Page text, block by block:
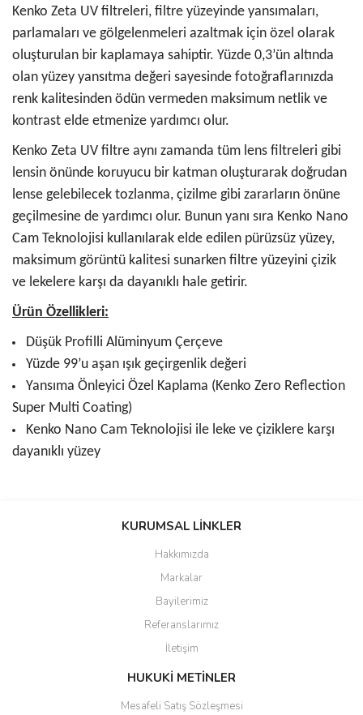
Kenko Zeta UV filtreleri, filtre yüzeyinde yansımaları,
parlamaları ve gölgelenmeleri azaltmak için özel olarak
oluşturulan bir kaplamaya sahiptir. Yüzde 0,3’ün altında
olan yüzey yansıtma değeri sayesinde fotoğraflarınızda
renk kalitesinden ödün vermeden maksimum netlik ve
kontrast elde etmenize yardımcı olur.
Kenko Zeta UV filtre aynı zamanda tüm lens filtreleri gibi
lensin önünde koruyucu bir katman oluşturarak doğrudan
lense gelebilecek tozlanma, çizilme gibi zararların önüne
geçilmesine de yardımcı olur. Bunun yanı sıra Kenko Nano
Cam Teknolojisi kullanılarak elde edilen pürüzsüz yüzey,
maksimum görüntü kalitesi sunarken filtre yüzeyini çizik
ve lekelere karşı da dayanıklı hale getirir.
Ürün Özellikleri:
Düşük Profilli Alüminyum Çerçeve
Yüzde 99’u aşan ışık geçirgenlik değeri
Yansıma Önleyici Özel Kaplama (Kenko Zero Reflection
Super Multi Coating)
Kenko Nano Cam Teknolojisi ile leke ve çiziklere karşı
dayanıklı yüzey
tarafımıza iletebilirsiniz.
Ürün resmi kalitesiz, bozuk veya görüntülenemiyor.
Ürün açıklamasında eksik bilgiler bulunuyor.
Ürün bilgilerinde hatalar bulunuyor.
Ürün fiyatı diğer sitelerden daha pahalı.
Bu ürüne benzer farklı alternatifler olmalı.
KURUMSAL LİNKLER
Hakkımızda
Markalar
Bayilerimiz
Referanslarımız
İletişim
HUKUKİ METİNLER
Mesafeli Satış Sözleşmesi